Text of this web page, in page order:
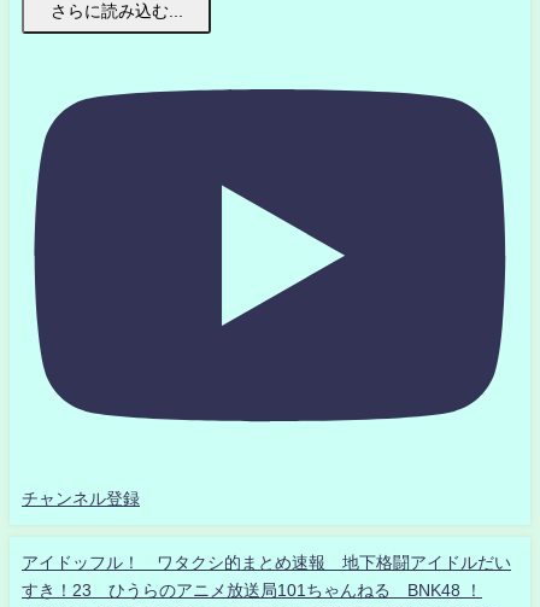
さらに読み込む...
チャンネル登録
アイドッフル！ ワタクシ的まとめ速報 地下格闘アイドルだい
すき！23 ひうらのアニメ放送局101ちゃんねる BNK48 ！